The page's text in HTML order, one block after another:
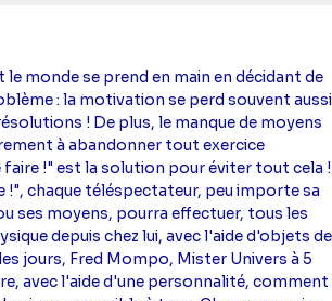
monde se prend en main en décidant de
: la motivation se perd souvent aussi
! De plus, le manque de moyens
à abandonner tout exercice
faire !" est la solution pour éviter tout cela !
!", chaque téléspectateur, peu importe sa
ses moyens, pourra effectuer, tous les
depuis chez lui, avec l'aide d'objets de
jours, Fred Mompo, Mister Univers à 5
avec l'aide d'une personnalité, comment